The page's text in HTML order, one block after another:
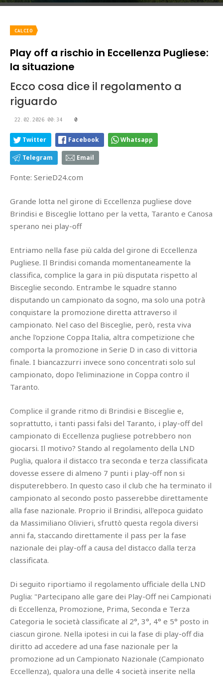
CALCIO
Play off a rischio in Eccellenza Pugliese:
la situazione
Ecco cosa dice il regolamento a
riguardo
22.02.2026 00:34 0
Twitter Facebook Whatsapp
Telegram Email
Fonte: SerieD24.com
Grande lotta nel girone di Eccellenza pugliese dove
Brindisi e Bisceglie lottano per la vetta, Taranto e Canosa
sperano nei play-off
Entriamo nella fase più calda del girone di Eccellenza
Pugliese. Il Brindisi comanda momentaneamente la
classifica, complice la gara in più disputata rispetto al
Bisceglie secondo. Entrambe le squadre stanno
disputando un campionato da sogno, ma solo una potrà
conquistare la promozione diretta attraverso il
campionato. Nel caso del Bisceglie, però, resta viva
anche l'opzione Coppa Italia, altra competizione che
comporta la promozione in Serie D in caso di vittoria
finale. I biancazzurri invece sono concentrati solo sul
campionato, dopo l'eliminazione in Coppa contro il
Taranto.
Complice il grande ritmo di Brindisi e Bisceglie e,
soprattutto, i tanti passi falsi del Taranto, i play-off del
campionato di Eccellenza pugliese potrebbero non
giocarsi. Il motivo? Stando al regolamento della LND
Puglia, qualora il distacco tra seconda e terza classificata
dovesse essere di almeno 7 punti i play-off non si
disputerebbero. In questo caso il club che ha terminato il
campionato al secondo posto passerebbe direttamente
alla fase nazionale. Proprio il Brindisi, all'epoca guidato
da Massimiliano Olivieri, sfruttò questa regola diversi
anni fa, staccando direttamente il pass per la fase
nazionale dei play-off a causa del distacco dalla terza
classificata.
Di seguito riportiamo il regolamento ufficiale della LND
Puglia: "Partecipano alle gare dei Play-Off nei Campionati
di Eccellenza, Promozione, Prima, Seconda e Terza
Categoria le società classificate al 2°, 3°, 4° e 5° posto in
ciascun girone. Nella ipotesi in cui la fase di play-off dia
diritto ad accedere ad una fase nazionale per la
promozione ad un Campionato Nazionale (Campionato
Eccellenza), qualora una delle 4 società inserite nella